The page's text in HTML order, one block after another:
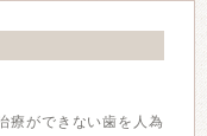
療ができない歯を人為